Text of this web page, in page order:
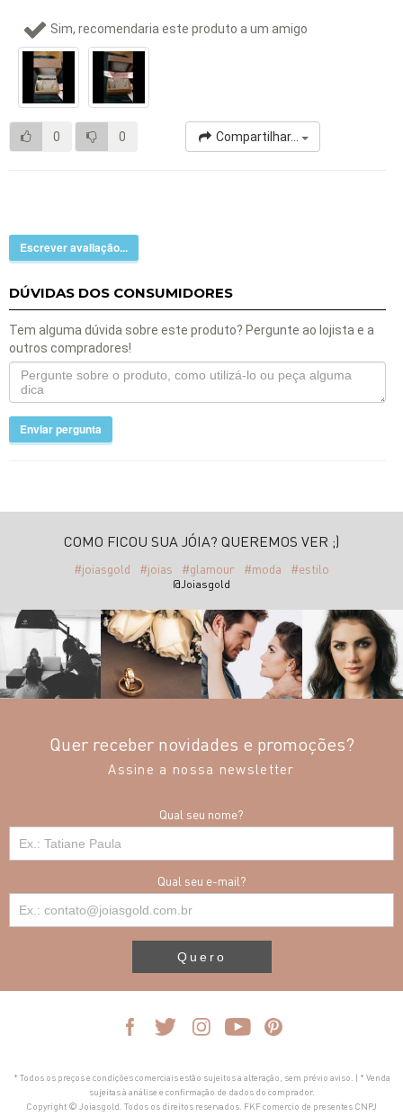
Sim, recomendaria este produto a um amigo
0 0 Compartilhar...
Escrever avaliação...
DÚVIDAS DOS CONSUMIDORES
Tem alguma dúvida sobre este produto? Pergunte ao lojista e a
outros compradores!
Enviar pergunta
COMO FICOU SUA JÓIA? QUEREMOS VER ;)
#joiasgold #joias #glamour #moda #estilo
@Joiasgold
Quer receber novidades e promoções?
Assine a nossa newsletter
Qual seu nome?
Qual seu e-mail?
Quero
* Todos os preços e condições comerciais estão sujeitos a alteração, sem prévio aviso. | * Venda
sujeitas à análise e confirmação de dados do comprador.
Copyright © Joiasgold. Todos os direitos reservados. FKF comercio de presentes CNPJ